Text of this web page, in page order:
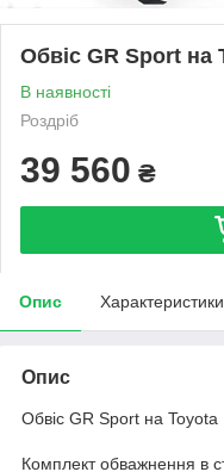
Обвіс GR Sport на
В наявності
Роздріб
39 560 ₴
Опис Характеристики
Опис
Обвіс GR Sport на
Комплект обважнення в